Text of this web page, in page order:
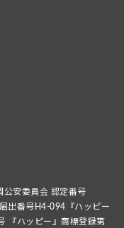
公安委員会 認定番号
出番号H4-094『ハッピー
『ハッピー』商標登録第